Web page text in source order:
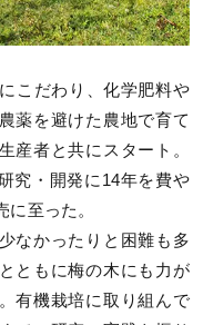
こだわり、化学肥料や
薬を避けた農地で育て
産者と共にスタート。
究・開発に14年を費や
至った。
なかったりと困難も多
ともに梅の木にも力が
有機栽培に取り組んで